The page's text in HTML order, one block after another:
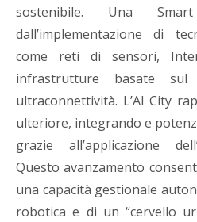
sostenibile. Una
dall’implementazione di
come reti di sensori,
infrastrutture basate
ultraconnettività. L’AI City
ulteriore, integrando e
grazie all’applicazione
Questo avanzamento
una capacità gestionale
robotica e di un “cervello